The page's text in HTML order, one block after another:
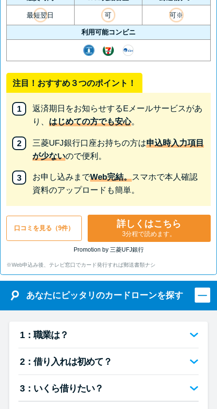
最短翌日 可 可※
利用可能コンビニ
注目！おすすめ３つのポイント！
返済期日をお知らせするEメールサービスがあ
り、 はじめての方でも安心。
三菱UFJ銀行口座お持ちの方は申込時入力項目
が少ないので便利。
お申し込みまでWeb完結。スマホで本人確認
資料のアップロードも簡単。
口コミを見る（9件） 詳しくはこちら
3分程で読めます。
Promotion by 三菱UFJ銀行
※Web申込み後、テレビ窓口でカード発行すれば郵送書類ナシ
あなたにピッタリのカードローンを探す
1：職業は？
2：借り入れは初めて？
3：いくら借りたい？